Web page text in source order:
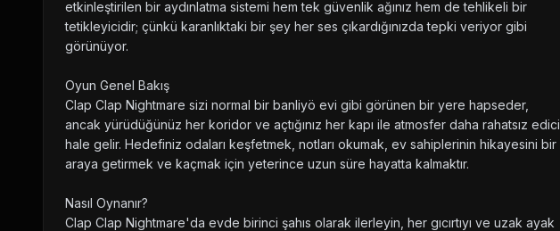
etkinleştirilen bir aydınlatma sistemi hem tek güvenlik ağınız hem de tehlikeli bir
tetikleyicidir; çünkü karanlıktaki bir şey her ses çıkardığınızda tepki veriyor gibi
görünüyor.
Oyun Genel Bakış
Clap Clap Nightmare sizi normal bir banliyö evi gibi görünen bir yere hapseder,
ancak yürüdüğünüz her koridor ve açtığınız her kapı ile atmosfer daha rahatsız edici
hale gelir. Hedefiniz odaları keşfetmek, notları okumak, ev sahiplerinin hikayesini bir
araya getirmek ve kaçmak için yeterince uzun süre hayatta kalmaktır.
Nasıl Oynanır?
Clap Clap Nightmare'da evde birinci şahıs olarak ilerleyin, her gıcırtıyı ve uzak ayak